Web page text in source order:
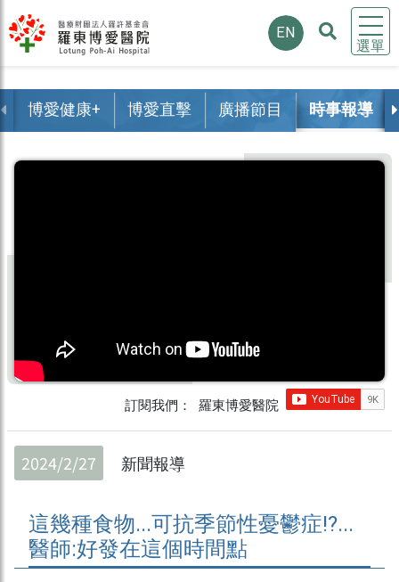
選單
EN
博愛健康+ 博愛直擊 廣播節目 時事報導
訂閱我們： 羅東博愛醫院
2024/2/27 新聞報導
這幾種食物...可抗季節性憂鬱症!?...
醫師:好發在這個時間點